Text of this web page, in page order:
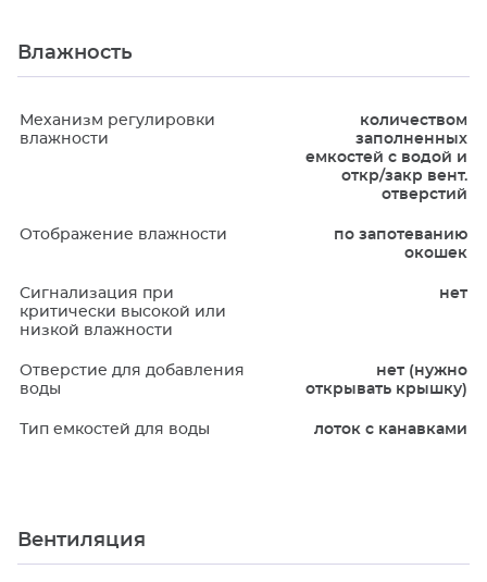
Влажность
Механизм регулировки
влажности
количеством
заполненных
емкостей с водой и
откр/закр вент.
отверстий
Отображение влажности
по запотеванию
окошек
Сигнализация при
критически высокой или
низкой влажности
нет
Отверстие для добавления
воды
нет (нужно
открывать крышку)
Тип емкостей для воды лоток с канавками
Вентиляция